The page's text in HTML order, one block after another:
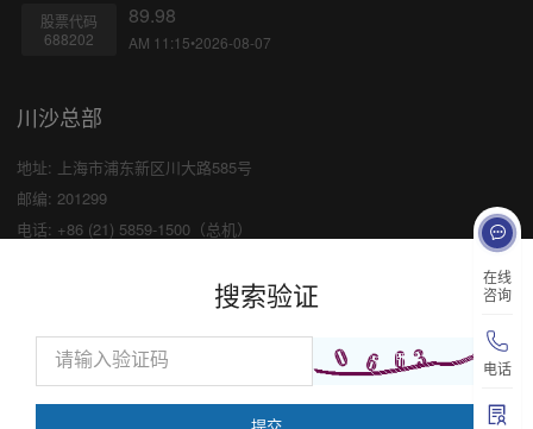
在线
咨询
电话
股票代码
688202
89.98
AM 11:15•2026-08-07
川沙总部
地址: 上海市浦东新区川大路585号
邮编: 201299
电话: +86 (21) 5859-1500（总机）
中国：
Email:marketing@medicilon.com
×
搜索验证